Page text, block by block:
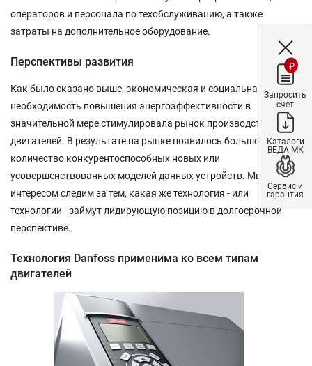
операторов и персонала по техобслуживанию, а также
затраты на дополнительное оборудование.
Перспективы развития
Как было сказано выше, экономическая и социальная
необходимость повышения энергоэффективности в
значительной мере стимулировала рынок производства
двигателей. В результате на рынке появилось большое
количество конкурентоспособных новых или
усовершенствованных моделей данных устройств. Мы с
интересом следим за тем, какая же технология - или
технологии - займут лидирующую позицию в долгосрочной
перспективе.
Технология Danfoss применима ко всем типам
двигателей
₽
Запросить
счет
Каталоги
ВЕДА МК
Сервис и
гарантия